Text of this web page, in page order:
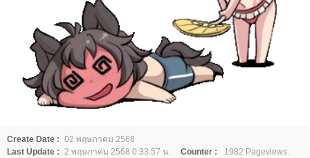
Create Date : 02 พฤษภาคม 2568
Last Update : 2 พฤษภาคม 2568 0:33:57 น. Counter :
1982 Pageviews.